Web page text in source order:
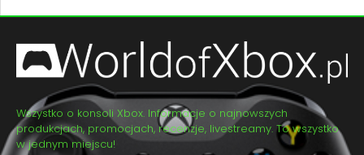
Wszystko o konsoli Xbox. Informacje o najnowszych
produkcjach, promocjach, recenzje, livestreamy. To wszystko
w jednym miejscu!